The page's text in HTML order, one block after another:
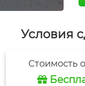
Условия
Стоимость